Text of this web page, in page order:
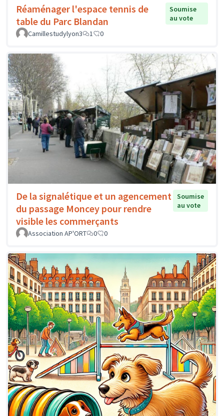
Réaménager l'espace tennis de
table du Parc Blandan
Soumise
au vote
Camillestudylyon3
1 0
De la signalétique et un agencement
du passage Moncey pour rendre
visible les commerçants
Soumise
au vote
Association AP'ORT 0 0